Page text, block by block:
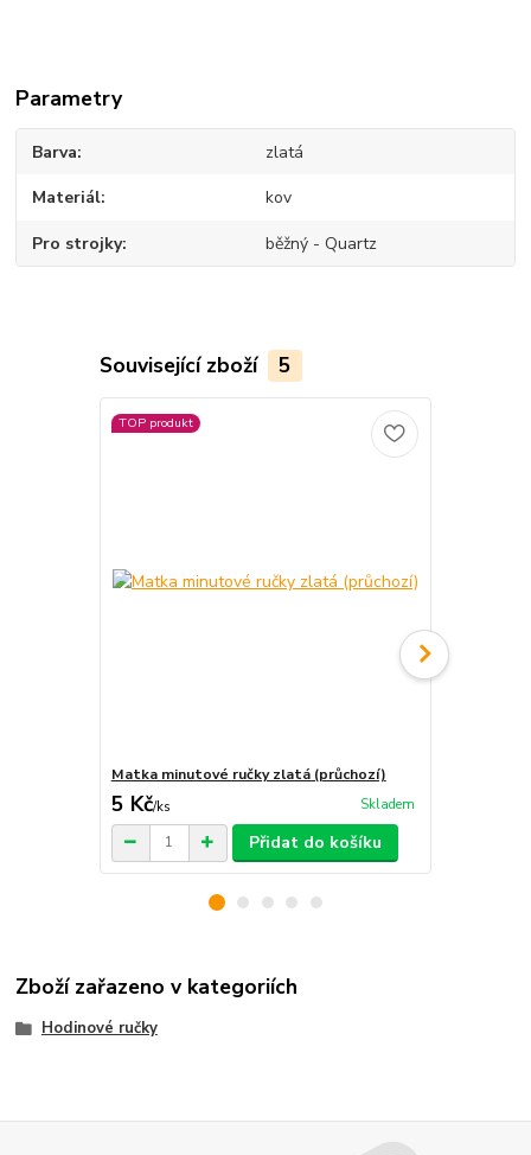
Parametry
Barva zlatá
Materiál kov
Pro strojky běžný - Quartz
Související zboží 5
TOP produkt
Matka minutové ručky zlatá (průchozí)
5 Kč/ks Skladem
Přidat do košíku
Zboží zařazeno v kategoriích
Hodinové ručky